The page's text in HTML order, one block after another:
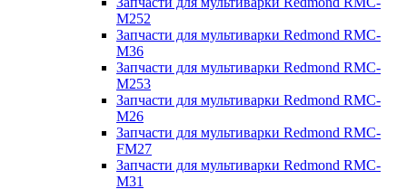
M252
Запчасти для мультиварки Redmond RMC-
M36
Запчасти для мультиварки Redmond RMC-
M253
Запчасти для мультиварки Redmond RMC-
M26
Запчасти для мультиварки Redmond RMC-
FM27
Запчасти для мультиварки Redmond RMC-
M31